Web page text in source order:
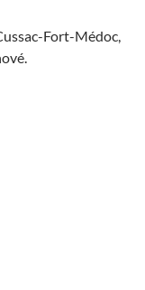
Fort-Médoc,